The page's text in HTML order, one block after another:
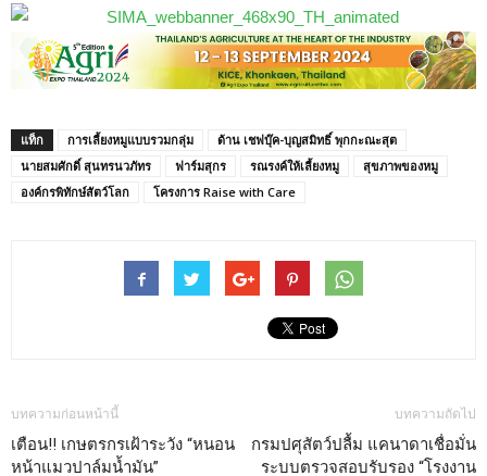
แท็ก การเลี้ยงหมูแบบรวมกลุ่ม
ด้าน เชฟบุ๊ค-บุญสมิทธิ์ พุกกะณะสุต
นายสมศักดิ์ สุนทรนวภัทร
ฟาร์มสุกร รณรงค์ให้เลี้ยงหมู
สุขภาพของหมู
องค์กรพิทักษ์สัตว์โลก
โครงการ Raise with Care
บทความก่อนหน้านี้
เตือน!! เกษตรกรเฝ้าระวัง “หนอน
หน้าแมวปาล์มน้ำมัน”
บทความถัดไป
กรมปศุสัตว์ปลื้ม แคนาดาเชื่อมั่น
ระบบตรวจสอบรับรอง “โรงงาน